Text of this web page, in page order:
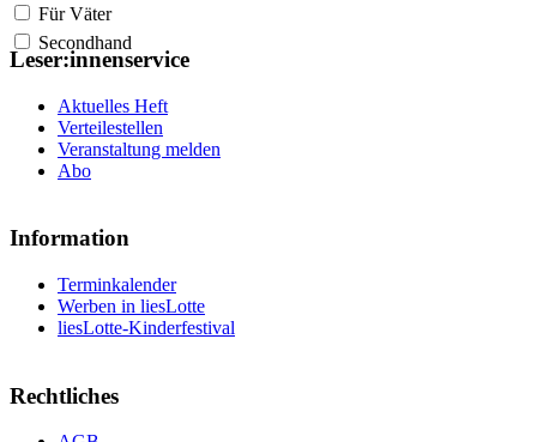
Für Väter
Secondhand
Leser:innenservice
Aktuelles Heft
Verteilestellen
Veranstaltung melden
Abo
Information
Terminkalender
Werben in liesLotte
liesLotte-Kinderfestival
Rechtliches